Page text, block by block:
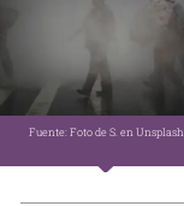
Fuente: Foto de S. en Unsplash